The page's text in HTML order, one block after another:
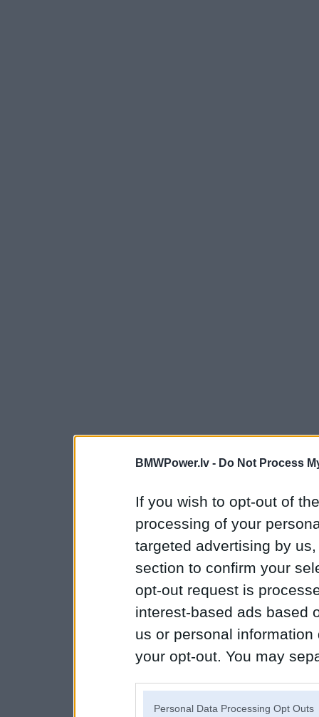
BMWPower.lv - Do Not Process
If you wish to opt-out of
processing of your
targeted advertising by
section to confirm your
opt-out request is
interest-based ads based
us or personal
your opt-out. You may
Personal Data Processing Opt Outs